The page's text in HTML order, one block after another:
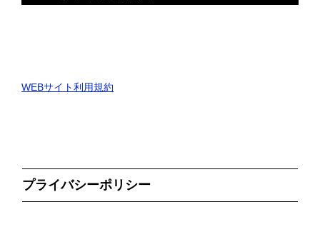
WEBサイト利用規約
プライバシーポリシー